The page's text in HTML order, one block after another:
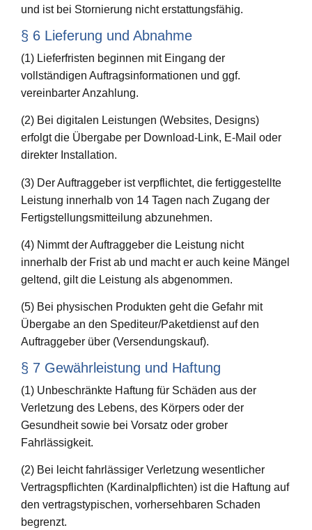
und ist bei Stornierung nicht erstattungsfähig.
§ 6 Lieferung und Abnahme
(1) Lieferfristen beginnen mit Eingang der
vollständigen Auftragsinformationen und ggf.
vereinbarter Anzahlung.
(2) Bei digitalen Leistungen (Websites, Designs)
erfolgt die Übergabe per Download-Link, E-Mail oder
direkter Installation.
(3) Der Auftraggeber ist verpflichtet, die fertiggestellte
Leistung innerhalb von 14 Tagen nach Zugang der
Fertigstellungsmitteilung abzunehmen.
(4) Nimmt der Auftraggeber die Leistung nicht
innerhalb der Frist ab und macht er auch keine Mängel
geltend, gilt die Leistung als abgenommen.
(5) Bei physischen Produkten geht die Gefahr mit
Übergabe an den Spediteur/Paketdienst auf den
Auftraggeber über (Versendungskauf).
§ 7 Gewährleistung und Haftung
(1) Unbeschränkte Haftung für Schäden aus der
Verletzung des Lebens, des Körpers oder der
Gesundheit sowie bei Vorsatz oder grober
Fahrlässigkeit.
(2) Bei leicht fahrlässiger Verletzung wesentlicher
Vertragspflichten (Kardinalpflichten) ist die Haftung auf
den vertragstypischen, vorhersehbaren Schaden
begrenzt.